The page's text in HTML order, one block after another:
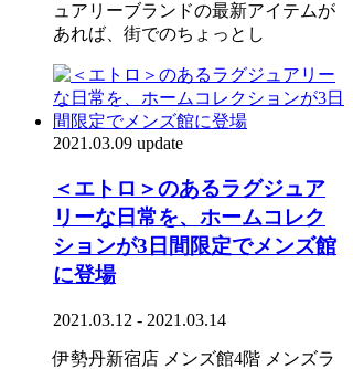
ュアリーブランドの最新アイテムが
あれば、街でのちょっとし
2021.03.09 update
＜エトロ＞のあるラグジュア
リーな日常を、ホームコレク
ションが3日間限定でメンズ館
に登場
2021.03.12 - 2021.03.14
伊勢丹新宿店 メンズ館4階 メンズラ